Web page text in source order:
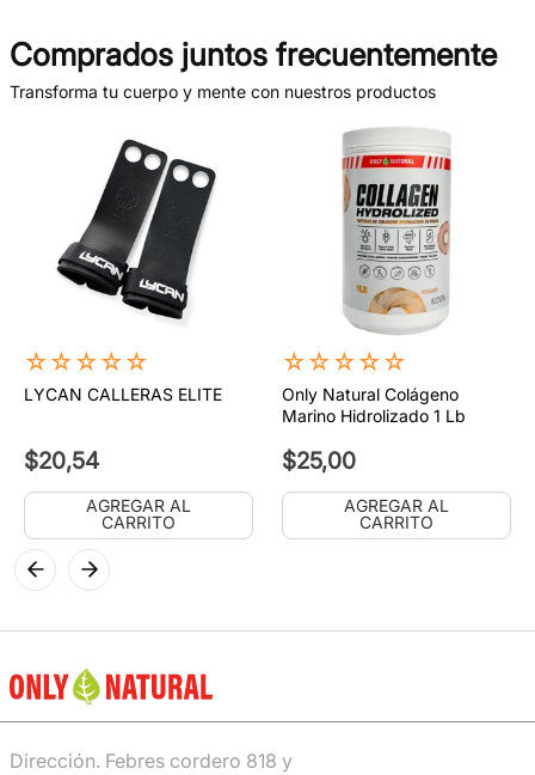
Comprados juntos frecuentemente
Transforma tu cuerpo y mente con nuestros productos
☆☆☆☆☆
LYCAN CALLERAS ELITE
$20,54
AGREGAR AL
CARRITO
☆☆☆☆☆
Only Natural Colágeno
Marino Hidrolizado 1 Lb
$25,00
AGREGAR AL
CARRITO
Dirección. Febres cordero 818 y